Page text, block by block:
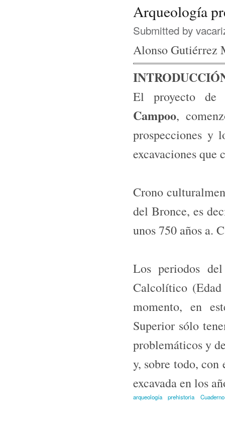
Arqueología
Submitted by
Alonso Gutiérrez
El proyecto de
Campoo,
prospecciones y
excavaciones que
Crono
del Bronce, es
unos 750 años a.
Los periodos
Calcolítico (Edad
momento, en
Superior sólo
problemáticos y
y, sobre todo, con
excavada en los
arqueología prehistoria